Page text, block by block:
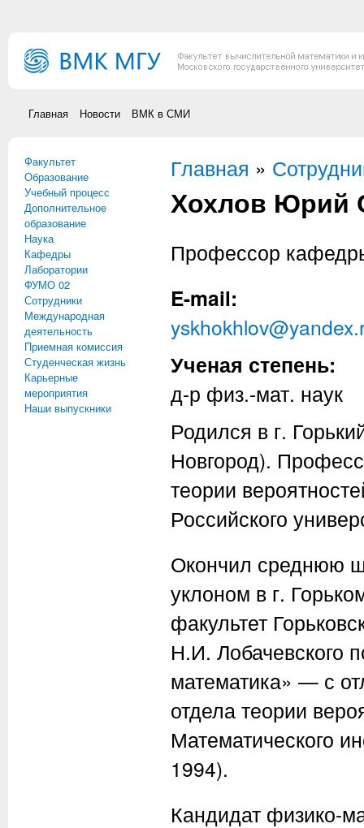
Главная Новости ВМК в СМИ
Факультет
Образование
Учебный процесс
Дополнительное
образование
Наука
Кафедры
Лаборатории
ФУМО 02
Сотрудники
Международная
деятельность
Приемная комиссия
Студенческая жизнь
Карьерные
мероприятия
Наши выпускники
Вы здесь
Главная »
Хохлов Юрий
Профессор
E-mail:
Ученая степень:
д-р физ.-мат. наук
Родился в г.
Новгород).
теории
Российского
Окончил среднюю
уклоном в г.
факультет
Н.И. Лобачевского
математика» — с
отдела теории
Математического
1994).
Кандидат физико-